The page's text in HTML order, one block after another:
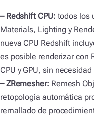
– Redshift CPU: todos los
Materials, Lighting y
nueva CPU Redshift
es posible renderizar con
CPU y GPU, sin
– ZRemesher: Remesh
retopología automática
remallado de